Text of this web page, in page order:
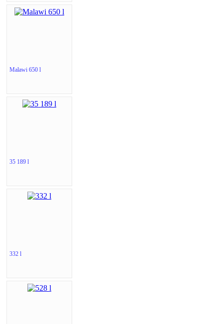
Malawi 650 l
35 189 l
332 l